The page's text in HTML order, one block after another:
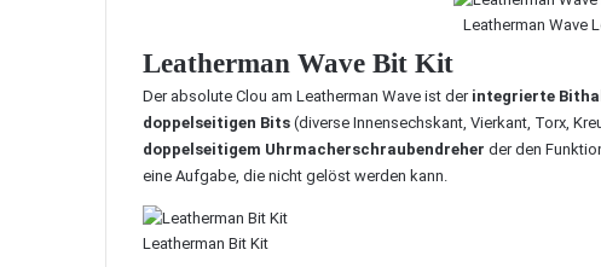
Leatherman Wave
Leatherman Wave Bit Kit
Der absolute Clou am Leatherman Wave ist der integrierte
doppelseitigen Bits (diverse Innensechskant, Vierkant, Torx,
doppelseitigem Uhrmacherschraubendreher der den
eine Aufgabe, die nicht gelöst werden kann.
Leatherman Bit Kit